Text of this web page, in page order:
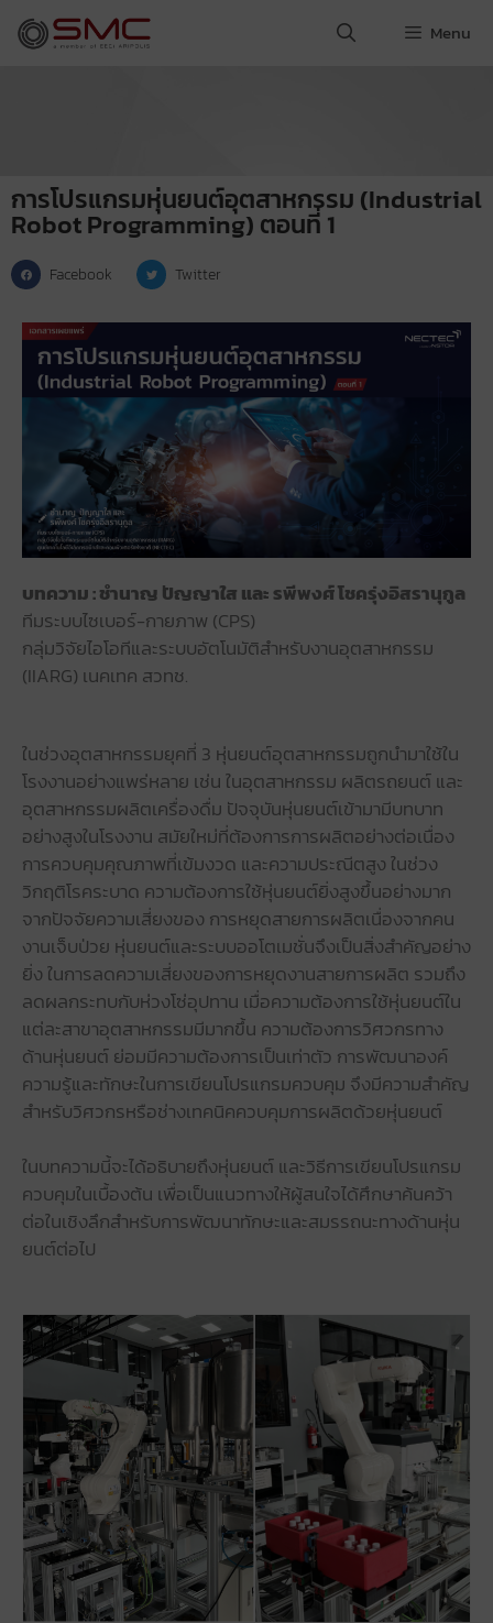
Menu
การโปรแกรมหุ่นยนต์อุตสาหกรรม (Industrial
Robot Programming) ตอนที่ 1
Facebook Twitter
บทความ : ชำนาญ ปัญญาใส และ รพีพงศ์ โชครุ่งอิสรานุกูล
ทีมระบบไซเบอร์-กายภาพ (CPS)
กลุ่มวิจัยไอโอทีและระบบอัตโนมัติสำหรับงานอุตสาหกรรม
(IIARG) เนคเทค สวทช.
ในช่วงอุตสาหกรรมยุคที่ 3 หุ่นยนต์อุตสาหกรรมถูกนำมาใช้ใน
โรงงานอย่างแพร่หลาย เช่น ในอุตสาหกรรม ผลิตรถยนต์ และ
อุตสาหกรรมผลิตเครื่องดื่ม ปัจจุบันหุ่นยนต์เข้ามามีบทบาท
อย่างสูงในโรงงาน สมัยใหม่ที่ต้องการการผลิตอย่างต่อเนื่อง
การควบคุมคุณภาพที่เข้มงวด และความประณีตสูง ในช่วง
วิกฤติโรคระบาด ความต้องการใช้หุ่นยนต์ยิ่งสูงขึ้นอย่างมาก
จากปัจจัยความเสี่ยงของ การหยุดสายการผลิตเนื่องจากคน
งานเจ็บป่วย หุ่นยนต์และระบบออโตเมชั่นจึงเป็นสิ่งสำคัญอย่าง
ยิ่ง ในการลดความเสี่ยงของการหยุดงานสายการผลิต รวมถึง
ลดผลกระทบกับห่วงโซ่อุปทาน เมื่อความต้องการใช้หุ่นยนต์ใน
แต่ละสาขาอุตสาหกรรมมีมากขึ้น ความต้องการวิศวกรทาง
ด้านหุ่นยนต์ ย่อมมีความต้องการเป็นเท่าตัว การพัฒนาองค์
ความรู้และทักษะในการเขียนโปรแกรมควบคุม จึงมีความสำคัญ
สำหรับวิศวกรหรือช่างเทคนิคควบคุมการผลิตด้วยหุ่นยนต์
ในบทความนี้จะได้อธิบายถึงหุ่นยนต์ และวิธีการเขียนโปรแกรม
ควบคุมในเบื้องต้น เพื่อเป็นแนวทางให้ผู้สนใจได้ศึกษาค้นคว้า
ต่อในเชิงลึกสำหรับการพัฒนาทักษะและสมรรถนะทางด้านหุ่น
ยนต์ต่อไป